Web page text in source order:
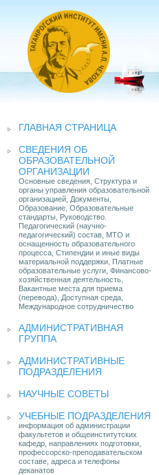
ГЛАВНАЯ СТРАНИЦА
СВЕДЕНИЯ ОБ
ОБРАЗОВАТЕЛЬНОЙ
ОРГАНИЗАЦИИ
Основные сведения, Структура и
органы управления образовательной
организацией, Документы,
Образование, Образовательные
стандарты, Руководство.
Педагогический (научно-
педагогический) состав, МТО и
оснащенность образовательного
процесса, Стипендии и иные виды
материальной поддержки, Платные
образовательные услуги, Финансово-
хозяйственная деятельность,
Вакантные места для приема
(перевода), Доступная среда,
Международное сотрудничество
АДМИНИСТРАТИВНАЯ
ГРУППА
АДМИНИСТРАТИВНЫЕ
ПОДРАЗДЕЛЕНИЯ
НАУЧНЫЕ СОВЕТЫ
УЧЕБНЫЕ ПОДРАЗДЕЛЕНИЯ
информация об администрации
факультетов и общеинститутских
кафедр, направлениях подготовки,
профессорско-преподавательском
составе, адреса и телефоны
деканатов